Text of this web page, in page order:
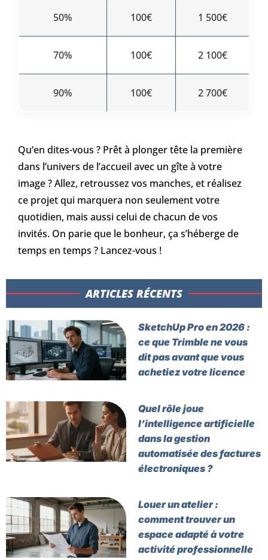
50% 100€ 1 500€
70% 100€ 2 100€
90% 100€ 2 700€
Qu’en dites-vous ? Prêt à plonger tête la première
dans l’univers de l’accueil avec un gîte à votre
image ? Allez, retroussez vos manches, et réalisez
ce projet qui marquera non seulement votre
quotidien, mais aussi celui de chacun de vos
invités. On parie que le bonheur, ça s’héberge de
temps en temps ? Lancez-vous !
ARTICLES RÉCENTS​
SketchUp Pro en 2026 :
ce que Trimble ne vous
dit pas avant que vous
achetiez votre licence
Quel rôle joue
l’intelligence artificielle
dans la gestion
automatisée des factures
électroniques ?
Louer un atelier :
comment trouver un
espace adapté à votre
activité professionnelle